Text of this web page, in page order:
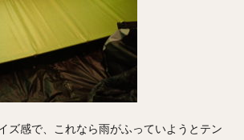
ズ感で、これなら雨がふっていようとテン